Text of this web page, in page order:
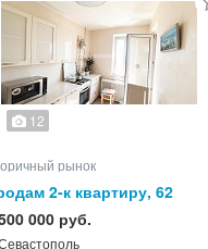
12
рынок
2-к квартиру, 62
этаж 9 из 9
000 руб.